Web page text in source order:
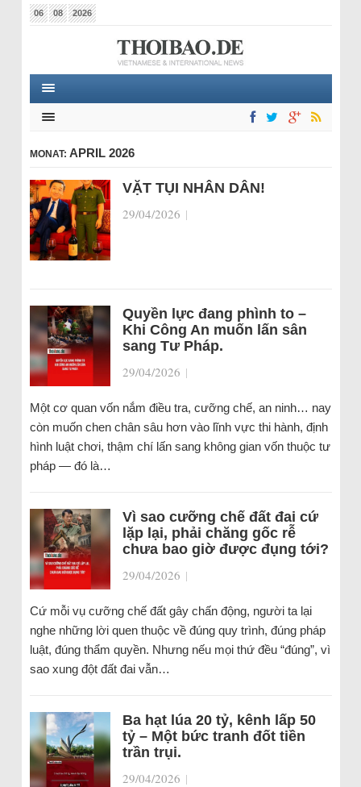
06 08 2026
MONAT: APRIL 2026
VẶT TỤI NHÂN DÂN!
29/04/2026 |
Quyền lực đang phình to –
Khi Công An muốn lấn sân
sang Tư Pháp.
29/04/2026 |
Một cơ quan vốn nắm điều tra, cưỡng chế, an ninh… nay
còn muốn chen chân sâu hơn vào lĩnh vực thi hành, định
hình luật chơi, thậm chí lấn sang không gian vốn thuộc tư
pháp — đó là…
Vì sao cưỡng chế đất đai cứ
lặp lại, phải chăng gốc rễ
chưa bao giờ được đụng tới?
29/04/2026 |
Cứ mỗi vụ cưỡng chế đất gây chấn động, người ta lại
nghe những lời quen thuộc về đúng quy trình, đúng pháp
luật, đúng thẩm quyền. Nhưng nếu mọi thứ đều “đúng”, vì
sao xung đột đất đai vẫn…
Ba hạt lúa 20 tỷ, kênh lấp 50
tỷ – Một bức tranh đốt tiền
trần trụi.
29/04/2026 |